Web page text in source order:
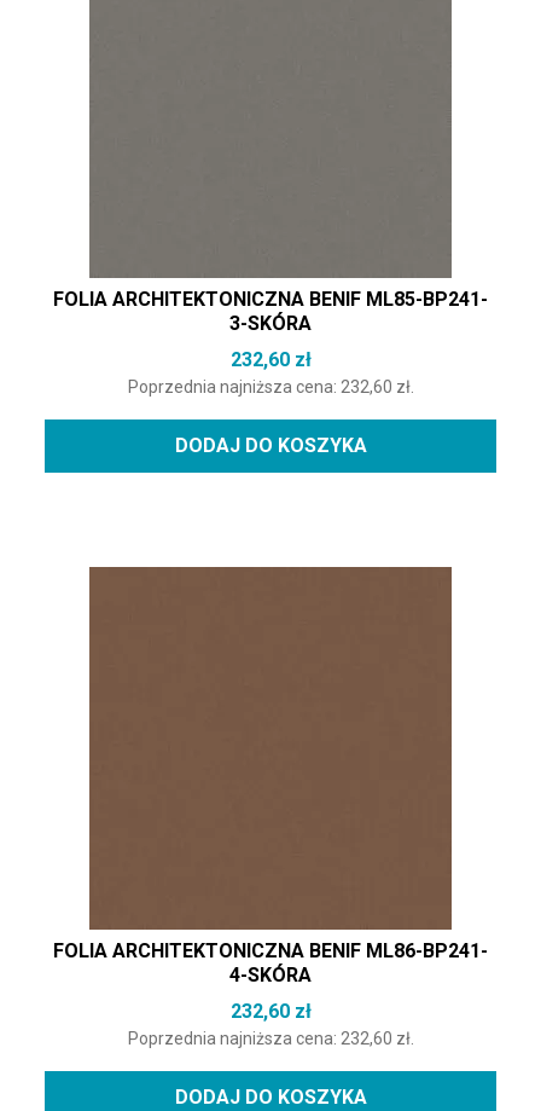
FOLIA ARCHITEKTONICZNA BENIF ML85-BP241-
3-SKÓRA
232,60 zł
Poprzednia najniższa cena: 232,60 zł.
DODAJ DO KOSZYKA
FOLIA ARCHITEKTONICZNA BENIF ML86-BP241-
4-SKÓRA
232,60 zł
Poprzednia najniższa cena: 232,60 zł.
DODAJ DO KOSZYKA